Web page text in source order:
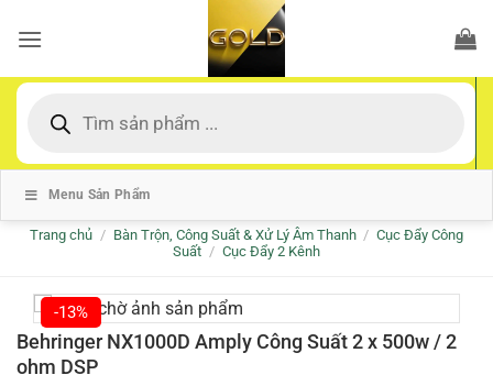
qua
dung
kiếm
Menu Sản Phẩm
Trang chủ / Bàn Trộn, Công Suất & Xử Lý Âm Thanh / Cục Đẩy Công
Suất / Cục Đẩy 2 Kênh
-13%
Behringer NX1000D Amply Công Suất 2 x 500w / 2
ohm DSP